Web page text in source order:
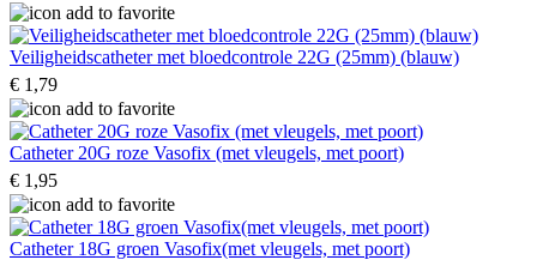
Veiligheidscatheter met bloedcontrole 22G (25mm) (blauw)
€ 1,79
Catheter 20G roze Vasofix (met vleugels, met poort)
€ 1,95
Catheter 18G groen Vasofix(met vleugels, met poort)